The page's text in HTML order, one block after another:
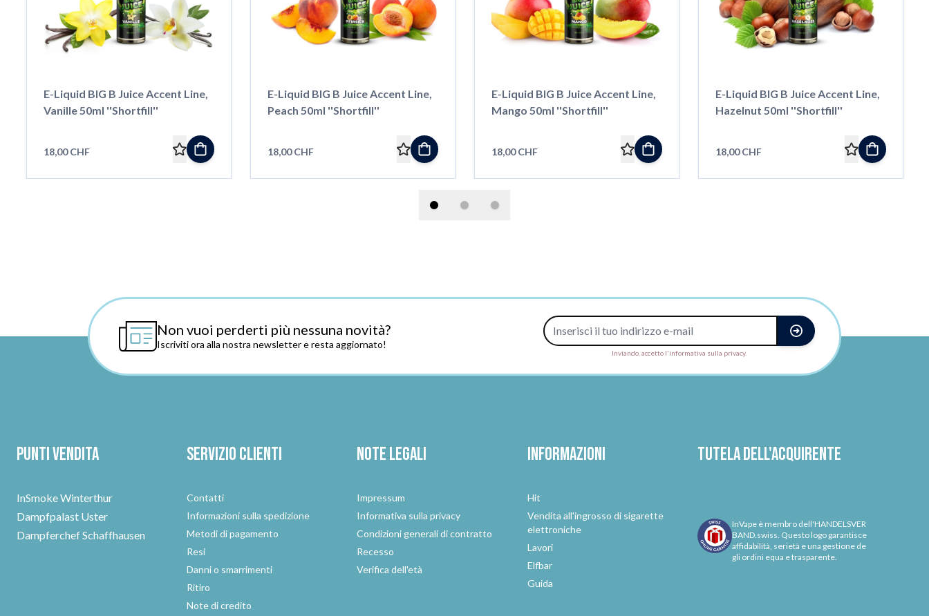
E-Liquid BIG B Juice Accent Line,
Vanille 50ml ''Shortfill''
18,00 CHF
E-Liquid BIG B Juice Accent Line,
Peach 50ml ''Shortfill''
18,00 CHF
E-Liquid BIG B Juice Accent Line,
Mango 50ml ''Shortfill''
18,00 CHF
E-Liquid BIG B Juice Accent Line,
Hazelnut 50ml ''Shortfill''
18,00 CHF
Non vuoi perderti più nessuna novità?
Iscriviti ora alla nostra newsletter e resta aggiornato!
Indirizzo e-mail
Inviando, accetto l'informativa sulla privacy.
Punti vendita
InSmoke Winterthur
Dampfpalast Uster
Dampferchef Schaffhausen
Servizio clienti
Contatti
Informazioni sulla spedizione
Metodi di pagamento
Resi
Danni o smarrimenti
Ritiro
Note di credito
Note legali
Impressum
Informativa sulla privacy
Condizioni generali di contratto
Recesso
Verifica dell'età
Informazioni
Hit
Vendita all'ingrosso di sigarette
elettroniche
Lavori
Elfbar
Guida
Tutela dell'acquirente
InVape è membro dell'HANDELSVER
BAND.swiss. Questo logo garantisce
affidabilità, serietà e una gestione de
gli ordini equa e trasparente.